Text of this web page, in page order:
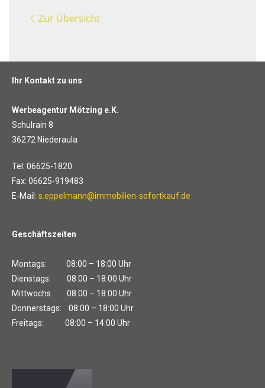
Zur Übersicht
Ihr Kontakt zu uns
Werbeagentur Mötzing e.K.
Schulrain 8
36272 Niederaula
Tel: 06625-1820
Fax: 06625-919483
E-Mail: s.eppelmann@immobilien-sofortkauf.de
Geschäftszeiten
Montags: 08:00 – 18:00 Uhr
Dienstags: 08:00 – 18:00 Uhr
Mittwochs 08:00 – 18:00 Uhr
Donnerstags: 08:00 – 18:00 Uhr
Freitags: 08:00 – 14:00 Uhr